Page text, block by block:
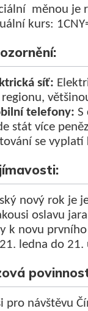
měnou je
kurs:
síť:
telefony: S
stát více
se
nový rok je
oslavu
k novu
ledna do 21.
pro návštěvu